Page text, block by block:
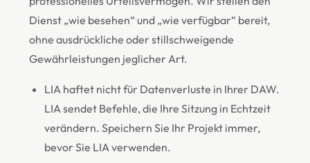
Dienst „wie besehen“ und „wie verfügbar“ bereit,
ohne ausdrückliche oder stillschweigende
Gewährleistungen jeglicher Art.
LIA haftet nicht für Datenverluste in Ihrer DAW.
LIA sendet Befehle, die Ihre Sitzung in Echtzeit
verändern. Speichern Sie Ihr Projekt immer,
bevor Sie LIA verwenden.